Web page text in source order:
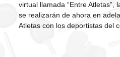
virtual llamada “Entre Atletas”,
se realizarán de ahora en
Atletas con los deportistas del